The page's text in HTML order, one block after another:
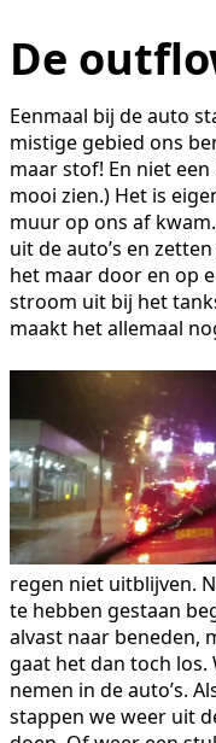
De
Eenmaal bij de auto
mistige gebied ons
maar stof! En niet
mooi zien.) Het is
muur op ons af
uit de auto’s en
het maar door en op
stroom uit bij het
maakt het allemaal
regen niet uitblijven.
te hebben gestaan
alvast naar beneden,
gaat het dan toch los.
nemen in de auto’s.
stappen we weer uit